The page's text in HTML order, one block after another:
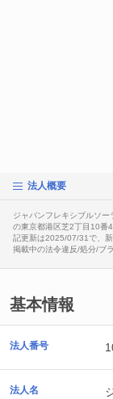
法人概要
ジャパンフレキシブルソ
の東京都港区芝2丁目10番
記更新は2025/07/31で、新
掲載中の法令違反/処分/ブ
基本情報
法人番号
法人名